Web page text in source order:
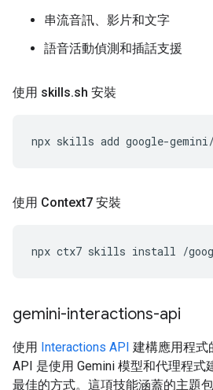
串流音訊、影片和文字
語音活動偵測和插話支援
使用 skills.sh 安裝
npx skills add google-
使用 Context7 安裝
npx ctx7 skills install /
gemini-interactions-api
使用 Interactions API 建構應用程式
API 是使用 Gemini 模型和代理程式
最佳的方式。這項技能涵蓋的主題包